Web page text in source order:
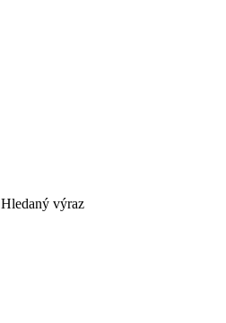
Hledaný výraz